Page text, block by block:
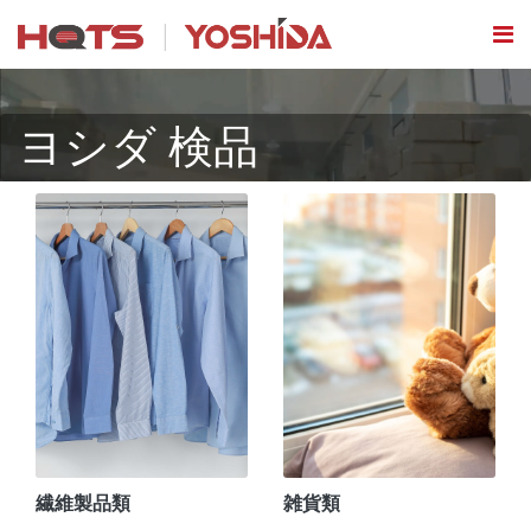
ヨシダ 検品
繊維製品類 雑貨類